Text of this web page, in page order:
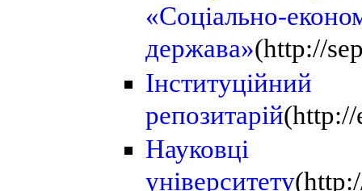
«Соціально-
держава»(http://
Інституційний
репозитарій(http://
Науковці
університету